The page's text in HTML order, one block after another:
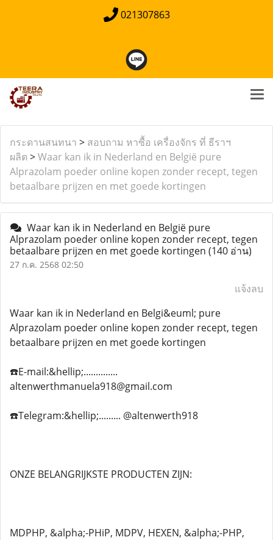
021307863
กระดานสนทนา > สอบถาม หาซื้อ เครื่องจักร ที่ ธีราฯ
ผลิต >Waar kan ik in Nederland en België pure
Alprazolam poeder online kopen zonder recept, tegen
betaalbare prijzen en met goede kortingen
Waar kan ik in Nederland en België pure
Alprazolam poeder online kopen zonder recept, tegen
betaalbare prijzen en met goede kortingen (140 อ่าน)
27 ก.ค. 2568 02:50
แจ้งลบ
Waar kan ik in Nederland en Belgi&euml; pure
Alprazolam poeder online kopen zonder recept, tegen
betaalbare prijzen en met goede kortingen
☎️E-mail:&hellip;..............
altenwerthmanuela918@gmail.com
☎️Telegram:&hellip;......... @altenwerth918
ONZE BELANGRIJKSTE PRODUCTEN ZIJN:
MDPHP, &alpha;-PHiP, MDPV, HEXEN, &alpha;-PHP,